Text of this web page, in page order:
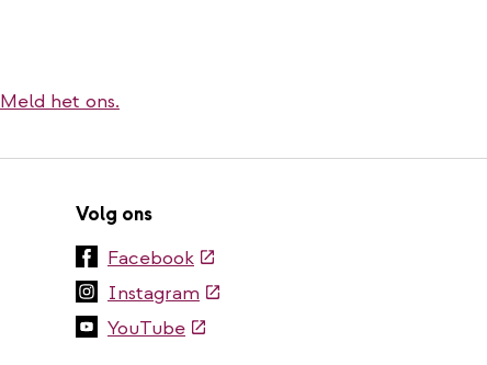
Meld het ons.
Volg ons
Facebook(externe
link)
Instagram (externe
link)
YouTube(externe